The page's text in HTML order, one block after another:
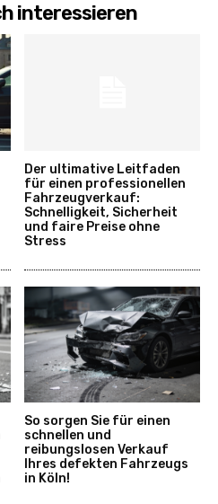
interessieren
Der ultimative Leitfaden
für einen professionellen
Fahrzeugverkauf:
Schnelligkeit, Sicherheit
und faire Preise ohne
Stress
So sorgen Sie für einen
schnellen und
reibungslosen Verkauf
Ihres defekten Fahrzeugs
in Köln!